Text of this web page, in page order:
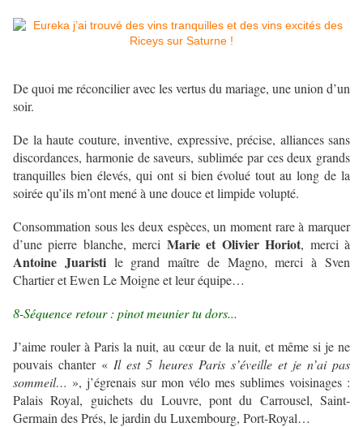
De quoi me réconcilier avec les vertus du mariage, une union d’un
soir.
De la haute couture, inventive, expressive, précise, alliances sans
discordances, harmonie de saveurs, sublimée par ces deux grands
tranquilles bien élevés, qui ont si bien évolué tout au long de la
soirée qu’ils m’ont mené à une douce et limpide volupté.
Consommation sous les deux espèces, un moment rare à marquer
d’une pierre blanche, merci Marie et Olivier Horiot, merci à
Antoine Juaristile grand maître de Magno, merci à Sven
Chartier et Ewen Le Moigne et leur équipe…
8-Séquence retour : pinot meunier tu dors...
J’aime rouler à Paris la nuit, au cœur de la nuit, et même si je ne
pouvais chanter « Il est 5 heures Paris s’éveille et je n’ai pas
sommeil… », j’égrenais sur mon vélo mes sublimes voisinages :
Palais Royal, guichets du Louvre, pont du Carrousel, Saint-
Germain des Prés, le jardin du Luxembourg, Port-Royal…